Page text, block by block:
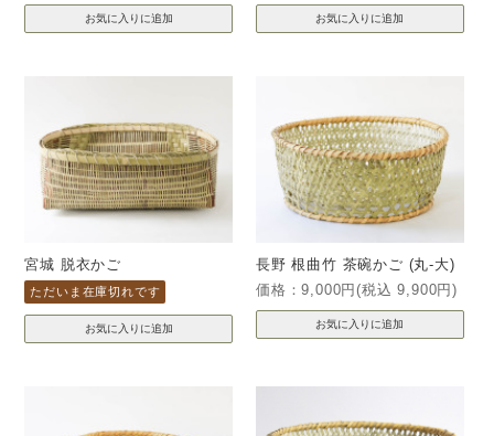
宮城 脱衣かご
ただいま在庫切れです
長野 根曲竹 茶碗かご (丸-大)
価格：9,000円(税込 9,900円)